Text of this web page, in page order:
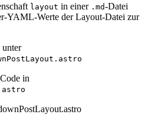
layout in einer .md-Datei
YAML-Werte der Layout-Datei zur
unter
in